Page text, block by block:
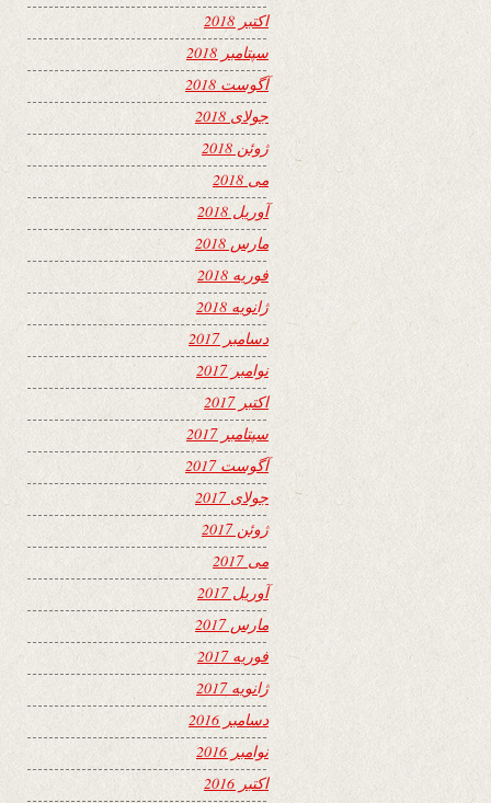
اکتبر 2018
سپتامبر 2018
آگوست 2018
جولای 2018
ژوئن 2018
می 2018
آوریل 2018
مارس 2018
فوریه 2018
ژانویه 2018
دسامبر 2017
نوامبر 2017
اکتبر 2017
سپتامبر 2017
آگوست 2017
جولای 2017
ژوئن 2017
می 2017
آوریل 2017
مارس 2017
فوریه 2017
ژانویه 2017
دسامبر 2016
نوامبر 2016
اکتبر 2016